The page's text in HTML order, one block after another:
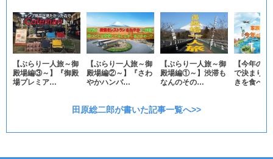
【ぶらり一人旅～御
殿場編③～】『御殿
場プレミア…
【ぶらり一人旅～御
殿場編②～】『さわ
やかハンバ…
【ぶらり一人旅～御
殿場編①～】渋滞も
なんのその…
【今年の
で決まり】
きを食べ
田原総二郎が書いた記事一覧へ>>